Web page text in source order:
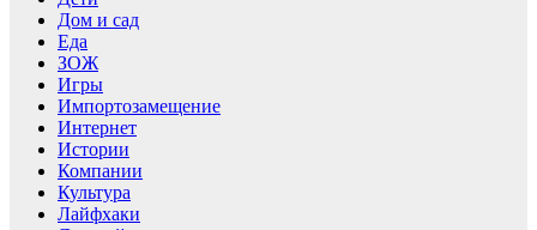
Дом и сад
Еда
ЗОЖ
Игры
Импортозамещение
Интернет
Истории
Компании
Культура
Лайфхаки